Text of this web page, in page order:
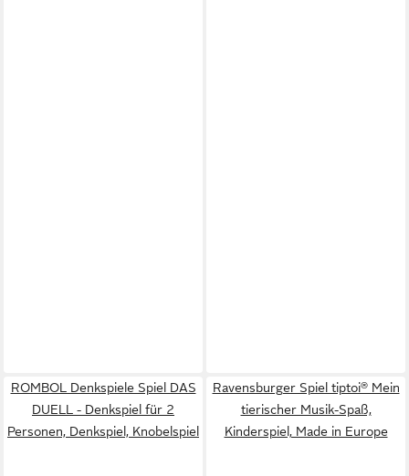
ROMBOL Denkspiele Spiel DAS
DUELL - Denkspiel für 2
Personen, Denkspiel, Knobelspiel
Ravensburger Spiel tiptoi® Mein
tierischer Musik-Spaß,
Kinderspiel, Made in Europe